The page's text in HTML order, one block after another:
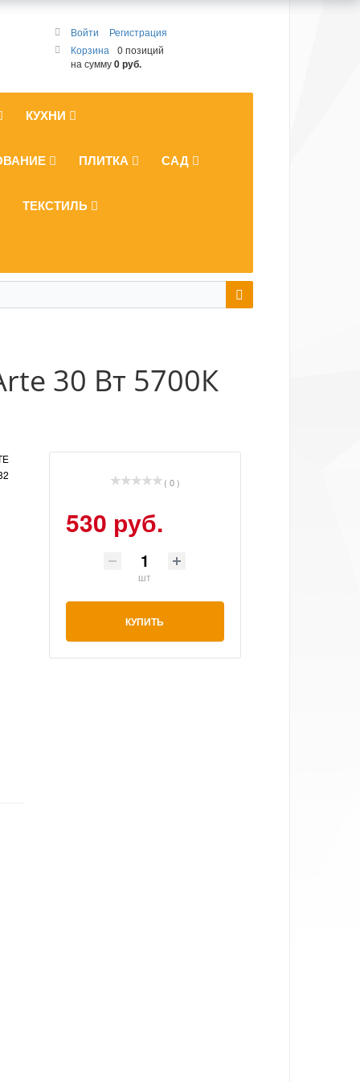
Войти
Регистрация
Корзина
0 позиций
на сумму0 руб.
КУХНИ
ПЛИТКА САД
ТЕКСТИЛЬ
30 Вт 5700К
( 0 )
530 руб.
шт
КУПИТЬ